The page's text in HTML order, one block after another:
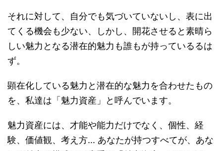
それに対して、自分でも気づいていないし、表に出
てくる機会も少ない、しかし、開花させると素晴ら
しい魅力となる潜在的魅力も誰もが持っているるは
ず。
顕在化している魅力と潜在的な魅力を合わせたもの
を、私達は「魅力資産」と呼んでいます。
魅力資産には、才能や能力だけでなく、個性、経
験、価値観、考え方... あなたが持つすべてが、あな